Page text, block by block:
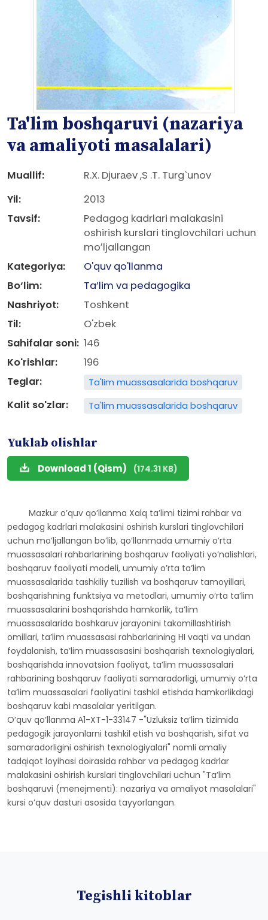
Ta'lim boshqaruvi (nazariya
va amaliyoti masalalari)
Muallif:
R.X. Djurаev ,S .T. Turg`unov
Yil:
2013
Tavsif:
Pedagog kadrlari malakasini
oshirish kurslari tinglovchilari uchun
moʼljallangan
Kategoriya:
O'quv qo'llanma
Bo‘lim:
Ta’lim va pedagogika
Nashriyot:
Toshkent
Til:
O'zbek
Sahifalar soni: 146
Ko'rishlar:
196
Teglar:
Ta'lim muassasalarida boshqaruv
Kalit so'zlar: Ta'lim muassasalarida boshqaruv
Yuklab olishlar
Download 1 (Qism) (174.31 KB)
Mazkur oʼquv qoʼllanma Xalq taʼlimi tizimi rahbar va
pedagog kadrlari malakasini oshirish kurslari tinglovchilari
uchun moʼljallangan boʼlib, qoʼllanmada umumiy oʼrta
muassasalari rahbarlarining boshqaruv faoliyati yoʼnalishlari,
boshqaruv faoliyati modeli, umumiy oʼrta taʼlim
muassasalarida tashkiliy tuzilish va boshqaruv tamoyillari,
boshqarishning funktsiya va metodlari, umumiy oʼrta taʼlim
muassasalarini boshqarishda hamkorlik, taʼlim
muassasalarida boshkaruv jarayonini takomillashtirish
omillari, taʼlim muassasasi rahbarlarining HI vaqti va undan
foydalanish, taʼlim muassasasini boshqarish texnologiyalari,
boshqarishda innovatsion faoliyat, taʼlim muassasalari
rahbarining boshqaruv faoliyati samaradorligi, umumiy oʼrta
taʼlim muassasalari faoliyatini tashkil etishda hamkorlikdagi
boshqaruv kabi masalalar yeritilgan.
Oʼquv qoʼllanma А1-XT-1-33147 -"Uzluksiz taʼlim tizimida
pedagogik jarayonlarni tashkil etish va boshqarish, sifat va
samaradorligini oshirish texnologiyalari" nomli amaliy
tadqiqot loyihasi doirasida rahbar va pedagog kadrlar
malakasini oshirish kurslari tinglovchilari uchun "Taʼlim
boshqaruvi (menejmenti): nazariya va amaliyot masalalari"
kursi oʼquv dasturi asosida tayyorlangan.
Tegishli kitoblar